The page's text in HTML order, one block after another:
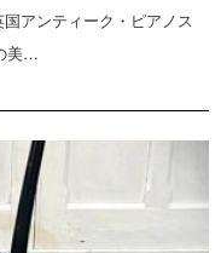
アンティーク・ピアノス
美…